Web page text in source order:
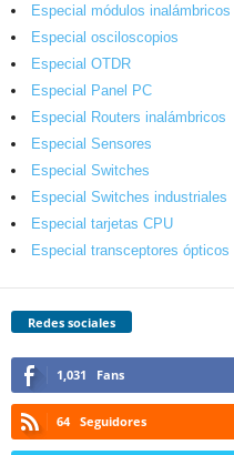
Especial módulos inalámbricos
Especial osciloscopios
Especial OTDR
Especial Panel PC
Especial Routers inalámbricos
Especial Sensores
Especial Switches
Especial Switches industriales
Especial tarjetas CPU
Especial transceptores ópticos
Redes sociales
1,031 Fans
64 Seguidores